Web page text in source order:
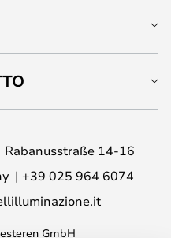
Rabanusstraße 14-16
+39 025 964 6074
GmbH